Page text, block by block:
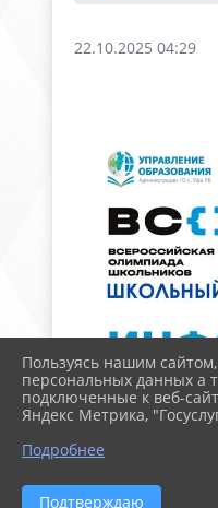
22.10.2025 04:29
Пользуясь нашим
персональных данных а
подключенные к веб-
Яндекс Метрика,
Подробнее
Подтверждаю